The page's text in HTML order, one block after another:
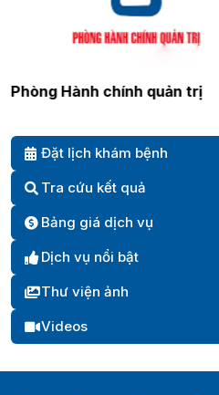
Phòng Hành chính quản trị
Đặt lịch khám bệnh
Tra cứu kết quả
Bảng giá dịch vụ
Dịch vụ nổi bật
Thư viện ảnh
Videos